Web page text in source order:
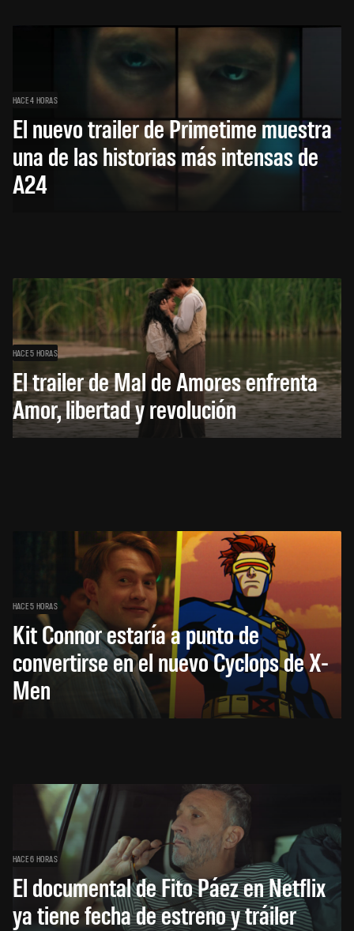
HACE 4 HORAS
El nuevo trailer de Primetime muestra
una de las historias más intensas de
A24
HACE 5 HORAS
El trailer de Mal de Amores enfrenta
Amor, libertad y revolución
HACE 5 HORAS
Kit Connor estaría a punto de
convertirse en el nuevo Cyclops de X-
Men
HACE 6 HORAS
El documental de Fito Páez en Netflix
ya tiene fecha de estreno y tráiler